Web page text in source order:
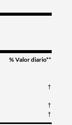
% Valor diario**
†
†
†